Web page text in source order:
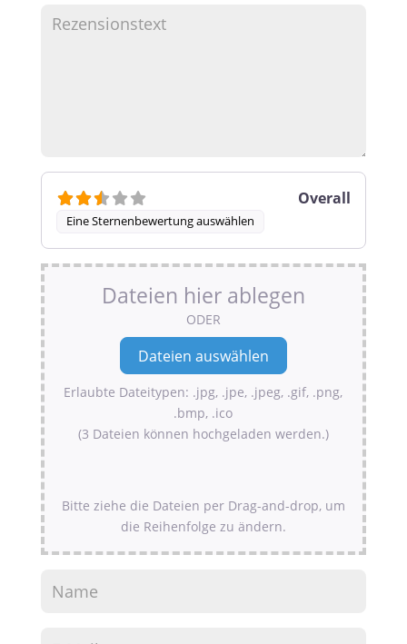
Eine Sternenbewertung auswählen
Overall
Dateien hier ablegen
ODER
Erlaubte Dateitypen: .jpg, .jpe, .jpeg, .gif, .png,
.bmp, .ico
(3 Dateien können hochgeladen werden.)
Bitte ziehe die Dateien per Drag-and-drop, um
die Reihenfolge zu ändern.